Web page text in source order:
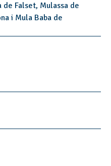
de Falset, Mulassa de
i Mula Baba de